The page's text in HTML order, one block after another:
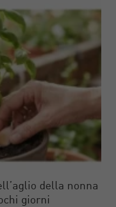
della nonna
giorni